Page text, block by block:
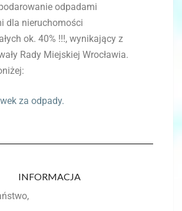
odpadami
dla nieruchomości
ok. 40% !!!, wynikający z
Rady Miejskiej Wrocławia.
za odpady.
INFORMACJA